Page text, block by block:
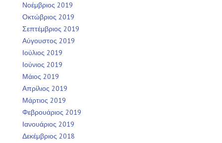
Νοέμβριος 2019
Οκτώβριος 2019
Σεπτέμβριος 2019
Αύγουστος 2019
Ιούλιος 2019
Ιούνιος 2019
Μάιος 2019
Απρίλιος 2019
Μάρτιος 2019
Φεβρουάριος 2019
Ιανουάριος 2019
Δεκέμβριος 2018